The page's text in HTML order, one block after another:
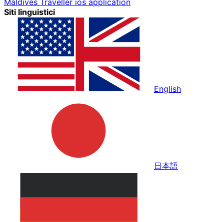
Maldives Traveller ios application
Siti linguistici
English
日本語